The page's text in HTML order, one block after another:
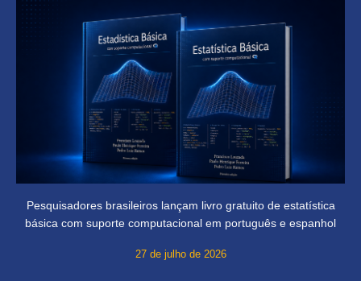
Pesquisadores brasileiros lançam livro gratuito de estatística
básica com suporte computacional em português e espanhol
27 de julho de 2026